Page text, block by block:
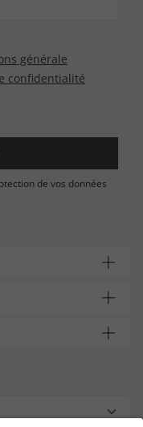
générale
confidentialité
de vos données